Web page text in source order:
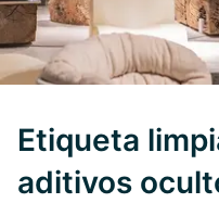
Etiqueta
aditivos